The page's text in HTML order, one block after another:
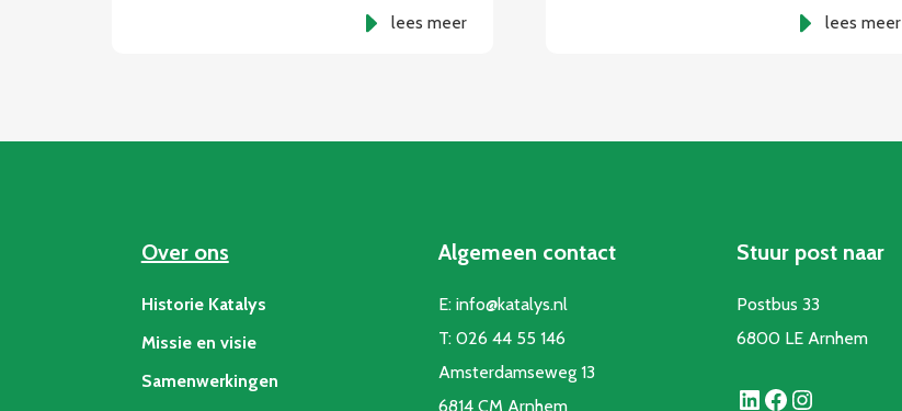
lees meer lees meer
Over ons
Historie Katalys
Missie en visie
Samenwerkingen
Algemeen contact
E:info@katalys.nl
T:026 44 55 146
Amsterdamseweg 13
6814 CM Arnhem
Stuur post naar
Postbus 33
6800 LE Arnhem
LinkedIn Facebook Instagram